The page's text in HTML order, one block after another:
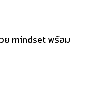
ย mindset พร้อม